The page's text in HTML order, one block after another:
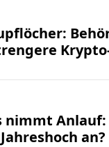
nimmt
an?